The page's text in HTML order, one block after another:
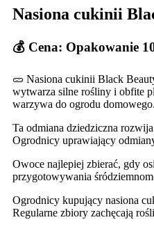
Nasiona cukinii
💰 Cena: Opakowanie
🥒 Nasiona cukinii Black
wytwarza silne rośliny i obfite
warzywa do ogrodu domowego.
Ta odmiana dziedziczna
Ogrodnicy uprawiający
Owoce najlepiej zbierać, gdy
przygotowywania
Ogrodnicy kupujący nasiona
Regularne zbiory zachęcają